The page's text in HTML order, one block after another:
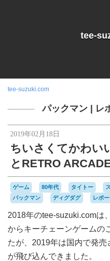
tee-
tee-suzuki.com
パックマン レ
2019年02月18日
ちいさくてかわ
とRETRO
ゲーム 80年代 タイトー
パックマン
ディグダグ レポー
2018年のtee-suzuki.comは
からキーチェーンゲームの
たが、2019年は国内で発
が飛び込んできました。